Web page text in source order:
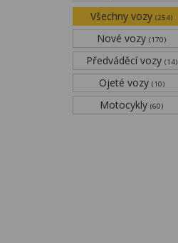
Všechny vozy (254)
Nové vozy (170)
Předváděcí vozy (14)
Ojeté vozy (10)
Motocykly (60)